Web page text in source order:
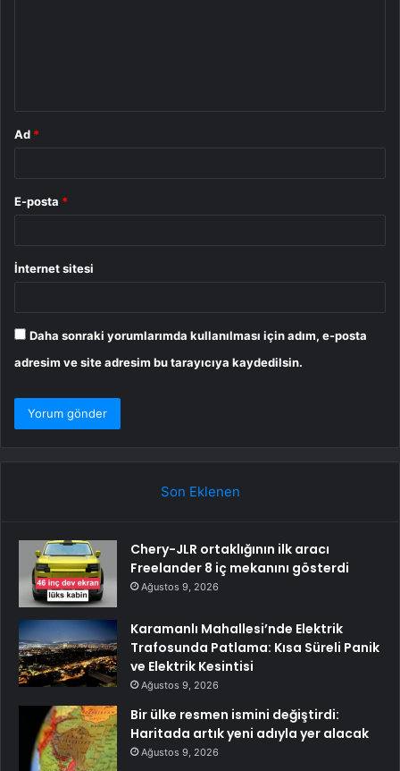
Ad *
E-posta *
İnternet sitesi
Daha sonraki yorumlarımda kullanılması için adım, e-posta
adresim ve site adresim bu tarayıcıya kaydedilsin.
Son Eklenen
Chery-JLR ortaklığının ilk aracı
Freelander 8 iç mekanını gösterdi
Ağustos 9, 2026
Karamanlı Mahallesi’nde Elektrik
Trafosunda Patlama: Kısa Süreli Panik
ve Elektrik Kesintisi
Ağustos 9, 2026
Bir ülke resmen ismini değiştirdi:
Haritada artık yeni adıyla yer alacak
Ağustos 9, 2026